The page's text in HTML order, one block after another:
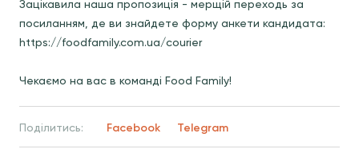
Зацікавила наша пропозиція - мерщій переходь за
посиланням, де ви знайдете форму анкети кандидата:
https://foodfamily.com.ua/courier
Чекаємо на вас в команді Food Family!
Поділитись: Facebook Telegram